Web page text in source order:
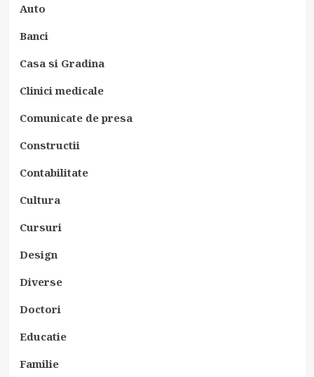
Auto
Banci
Casa si Gradina
Clinici medicale
Comunicate de presa
Constructii
Contabilitate
Cultura
Cursuri
Design
Diverse
Doctori
Educatie
Familie